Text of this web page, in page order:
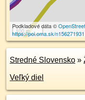
100 m
Podkladové dáta ©
https://poi.oma.sk/
Stredné Slovensko »
Veľký diel